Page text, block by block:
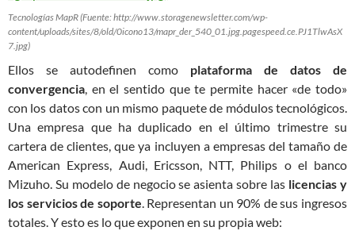
Tecnologías MapR (Fuente: http://www.storagenewsletter.com/wp-
content/uploads/sites/8/old/0icono13/mapr_der_540_01.jpg.pagespeed.ce.PJ1TlwAsX
7.jpg)
Ellos se autodefinen como plataforma de datos de
convergencia, en el sentido que te permite hacer «de todo»
con los datos con un mismo paquete de módulos tecnológicos.
Una empresa que ha duplicado en el último trimestre su
cartera de clientes, que ya incluyen a empresas del tamaño de
American Express, Audi, Ericsson, NTT, Philips o el banco
Mizuho. Su modelo de negocio se asienta sobre las licencias y
los servicios de soporte. Representan un 90% de sus ingresos
totales. Y esto es lo que exponen en su propia web: